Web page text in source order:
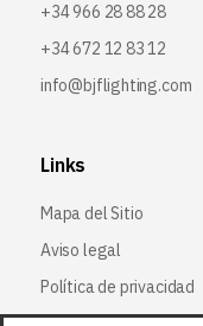
+34 966 28 88 28
+34 672 12 83 12
info@bjflighting.com
Links
Mapa del Sitio
Aviso legal
Política de privacidad